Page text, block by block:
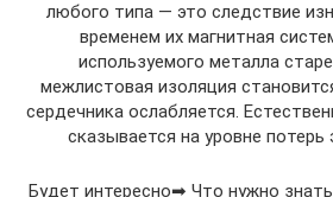
любого типа — это следствие
временем их магнитная
используемого металла
межлистовая изоляция
сердечника ослабляется.
сказывается на уровне потерь
Будет интересно➡ Что нужно